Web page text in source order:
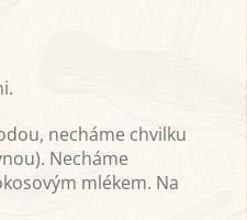
necháme chvilku
Necháme
mlékem. Na